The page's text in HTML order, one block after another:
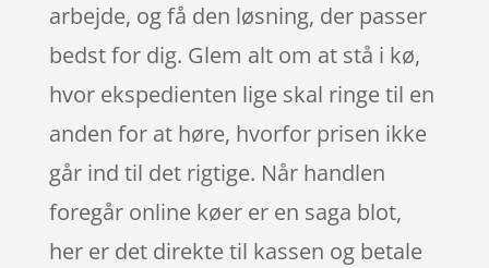
arbejde, og få den løsning, der passer
bedst for dig. Glem alt om at stå i kø,
hvor ekspedienten lige skal ringe til en
anden for at høre, hvorfor prisen ikke
går ind til det rigtige. Når handlen
foregår online køer er en saga blot,
her er det direkte til kassen og betale